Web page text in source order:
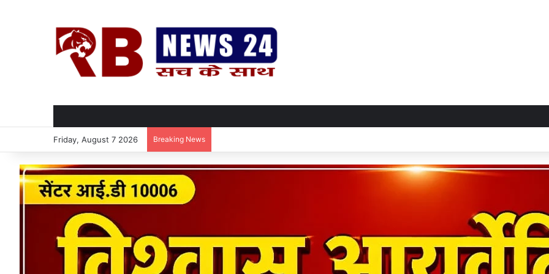
Friday, August 7 2026 Breaking News